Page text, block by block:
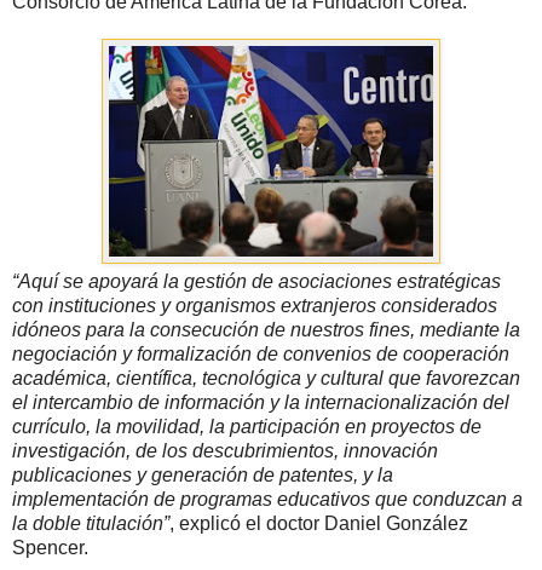
“Aquí se apoyará la gestión de asociaciones estratégicas
con instituciones y organismos extranjeros considerados
idóneos para la consecución de nuestros fines, mediante la
negociación y formalización de convenios de cooperación
académica, científica, tecnológica y cultural que favorezcan
el intercambio de información y la internacionalización del
currículo, la movilidad, la participación en proyectos de
investigación, de los descubrimientos, innovación
publicaciones y generación de patentes, y la
implementación de programas educativos que conduzcan a
la doble titulación”, explicó el doctor Daniel González
Spencer.